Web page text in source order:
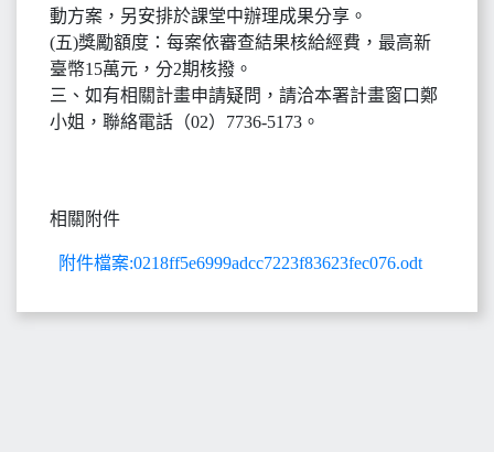
動方案，另安排於課堂中辦理成果分享。
(五)獎勵額度：每案依審查結果核給經費，最高新
臺幣15萬元，分2期核撥。
三、如有相關計畫申請疑問，請洽本署計畫窗口鄭
小姐，聯絡電話（02）7736-5173。
相關附件
附件檔案:0218ff5e6999adcc7223f83623fec076.odt